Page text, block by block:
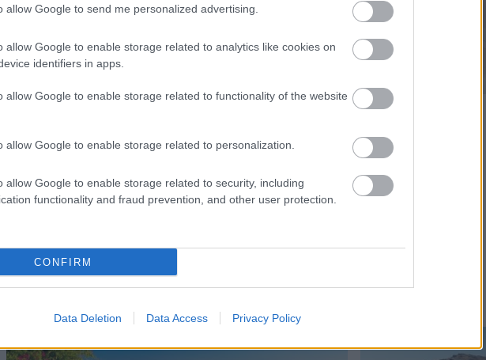
allow Google to send me personalized advertising.
allow Google to enable storage related to analytics like cookies on
identifiers in apps.
allow Google to enable storage related to functionality of the website
allow Google to enable storage related to personalization.
allow Google to enable storage related to security, including
functionality and fraud prevention, and other user protection.
CONFIRM
Data Deletion Data Access Privacy Policy
Έλεγχος Διαθεσιμότητας και Κράτηση